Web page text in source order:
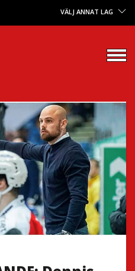
VÄLJ ANNAT LAG